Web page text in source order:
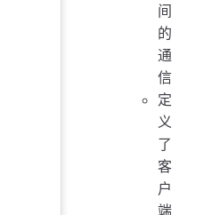
间
的
通
信
定
义
了
客
户
端